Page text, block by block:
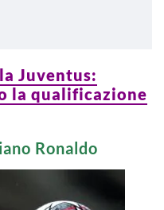
Juventus:
la qualificazione
Ronaldo